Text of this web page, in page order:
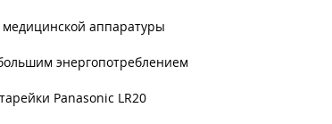
аппаратуры
энергопотреблением
Panasonic LR20